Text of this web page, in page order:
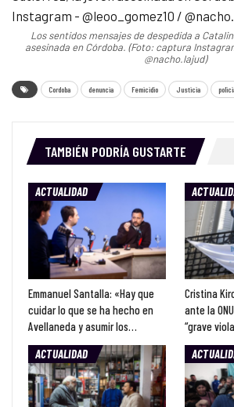
Los sentidos mensajes de despedida a
asesinada en Córdoba. (Foto: captura
@nacho.lajud)
Cordoba denuncia Femicidio Justicia
TAMBIÉN PODRÍA GUSTARTE
ACTUALIDAD
Emmanuel Santalla: «Hay que
cuidar lo que se ha hecho en
Avellaneda y asumir los…
Cristina
ante la
“grave
ACTUALIDAD